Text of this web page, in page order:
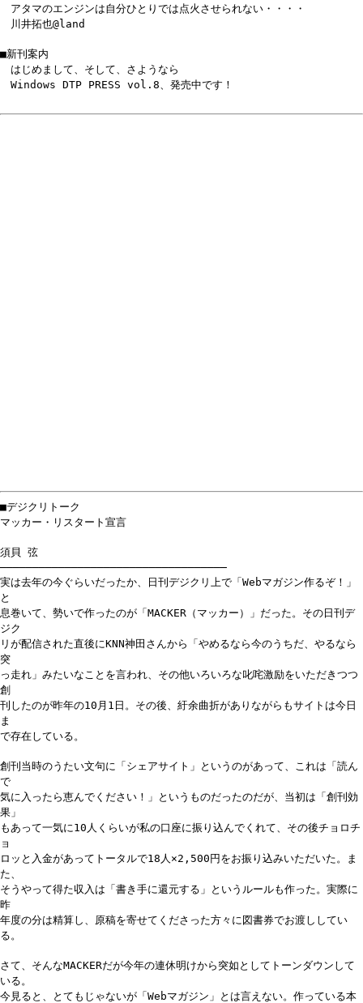
アタマのエンジンは自分ひとりでは点火させられない・・・・
川井拓也@land
■新刊案内
はじめまして、そして、さようなら
Windows DTP PRESS vol.8、発売中です！
■デジクリトーク
マッカー・リスタート宣言
須貝 弦
───────────────────────────────────
実は去年の今ぐらいだったか、日刊デジクリ上で「Webマガジン作るぞ！」
と
息巻いて、勢いで作ったのが「MACKER（マッカー）」だった。その日刊デ
ジク
リが配信された直後にKNN神田さんから「やめるなら今のうちだ、やるなら
突
っ走れ」みたいなことを言われ、その他いろいろな叱咤激励をいただきつつ
創
刊したのが昨年の10月1日。その後、紆余曲折がありながらもサイトは今日
ま
で存在している。
創刊当時のうたい文句に「シェアサイト」というのがあって、これは「読ん
で
気に入ったら恵んでください！」というものだったのだが、当初は「創刊効
果」
もあって一気に10人くらいが私の口座に振り込んでくれて、その後チョロチ
ョ
ロッと入金があってトータルで18人×2,500円をお振り込みいただいた。ま
た、
そうやって得た収入は「書き手に還元する」というルールも作った。実際に
昨
年度の分は精算し、原稿を寄せてくださった方々に図書券でお渡ししてい
る。
さて、そんなMACKERだが今年の連休明けから突如としてトーンダウンして
いる。
今見ると、とてもじゃないが「Webマガジン」とは言えない。作っている本